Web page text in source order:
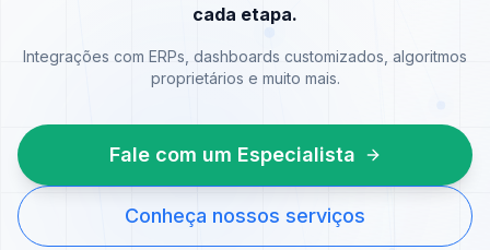
cada etapa.
Integrações com ERPs, dashboards customizados, algoritmos
proprietários e muito mais.
Fale com um Especialista
Conheça nossos serviços